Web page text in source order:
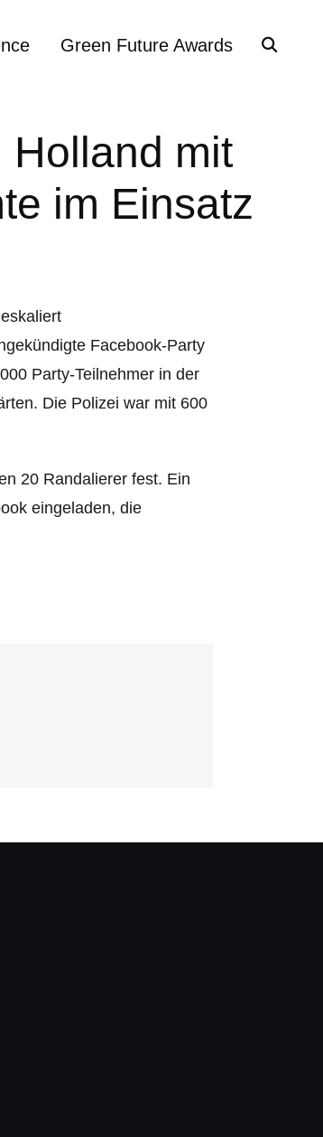
Green Future Awards
Holland mit
im Einsatz
Facebook-Party
Party-Teilnehmer in der
Die Polizei war mit 600
20 Randalierer fest. Ein
eingeladen, die